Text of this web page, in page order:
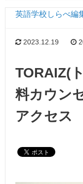
英語学校しらべ編
2023.12.19
TORAIZ(
料カウン
アクセス